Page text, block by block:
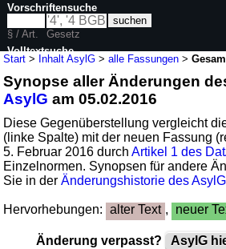
Start > Inhalt AsylG >alle Fassungen >
Synopse aller Änderungen
AsylG am 05.02.2016
Diese Gegenüberstellung vergleicht
(linke Spalte) mit der neuen Fassung
5. Februar 2016 durchArtikel 1 des
Einzelnormen. Synopsen für andere
Sie in derÄnderungshistorie des AsylG
Hervorhebungen: alter Text , neuer
Änderung verpasst? AsylG
Vorschriftensuche
§ / Art.
Gesetz
Volltextsuche
nur in AsylG